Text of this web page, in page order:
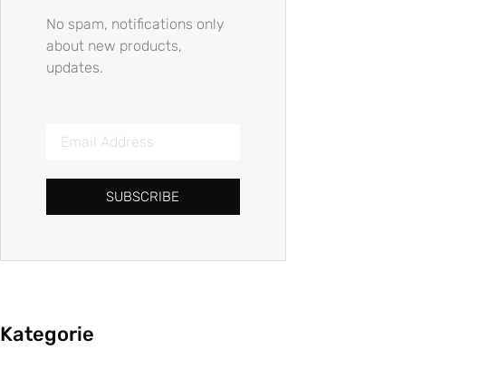
No spam, notifications only
about new products,
updates.
SUBSCRIBE
Kategorie